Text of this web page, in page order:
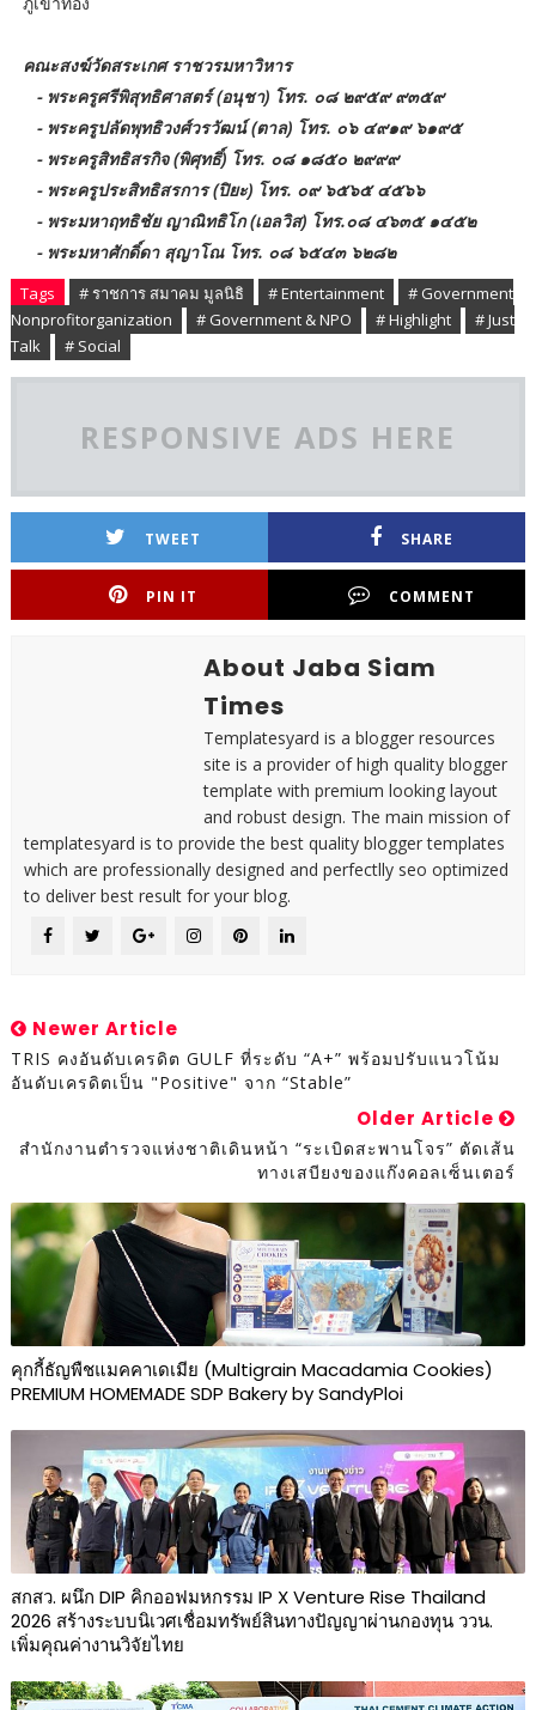
คณะสงฆ์วัดสระเกศ ราชวรมหาวิหาร
- พระครูศรีพิสุทธิศาสตร์ (อนุชา) โทร. ๐๘ ๒๙๕๙ ๙๓๕๙
- พระครูปลัดพุทธิวงศ์วรวัฒน์ (ตาล) โทร. ๐๖ ๔๙๑๙ ๖๑๙๕
- พระครูสิทธิสรกิจ (พิศุทธิ์) โทร. ๐๘ ๑๘๕๐ ๒๙๙๙
- พระครูประสิทธิสรการ (ปิยะ) โทร. ๐๙ ๖๕๖๕ ๔๕๖๖
- พระมหาฤทธิชัย ญาณิทธิโก (เอลวิส) โทร.๐๘ ๔๖๓๕ ๑๔๕๒
- พระมหาศักดิ์ดา สุญาโณ โทร. ๐๘ ๖๕๔๓ ๖๒๘๒
Tags # ราชการ สมาคม มูลนิธิ # Entertainment
# Government
Nonprofitorganization
# Government & NPO # Highlight
# Just
Talk
# Social
RESPONSIVE ADS HERE
TWEET SHARE
PIN IT COMMENT
About Jaba Siam
Times
Templatesyard is a blogger resources
site is a provider of high quality blogger
template with premium looking layout
and robust design. The main mission of
templatesyard is to provide the best quality blogger templates
which are professionally designed and perfectlly seo optimized
to deliver best result for your blog.
Newer Article
TRIS คงอันดับเครดิต GULF ที่ระดับ “A+” พร้อมปรับแนวโน้ม
อันดับเครดิตเป็น "Positive" จาก “Stable”
Older Article
สำนักงานตำรวจแห่งชาติเดินหน้า “ระเบิดสะพานโจร” ตัดเส้น
ทางเสบียงของแก๊งคอลเซ็นเตอร์
คุกกี้ธัญพืชแมคคาเดเมีย (Multigrain Macadamia Cookies)
PREMIUM HOMEMADE SDP Bakery by SandyPloi
สกสว. ผนึก DIP คิกออฟมหกรรม IP X Venture Rise Thailand
2026 สร้างระบบนิเวศเชื่อมทรัพย์สินทางปัญญาผ่านกองทุน ววน.
เพิ่มคุณค่างานวิจัยไทย